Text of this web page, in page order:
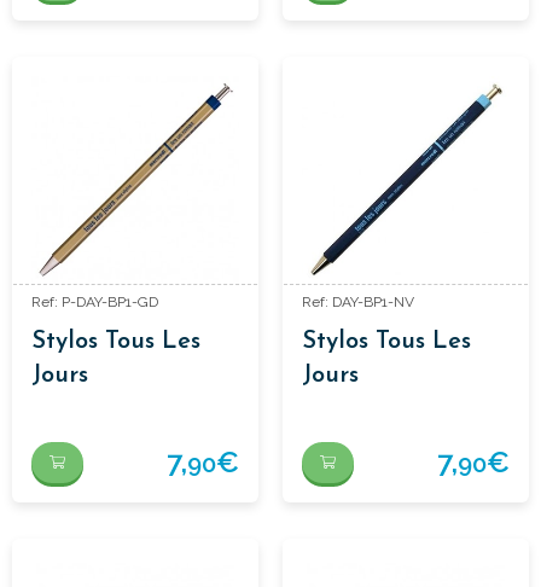
Ref: P-DAY-BP1-GD
Stylos Tous Les
Jours
7,90€
Ref: DAY-BP1-NV
Stylos Tous Les
Jours
7,90€